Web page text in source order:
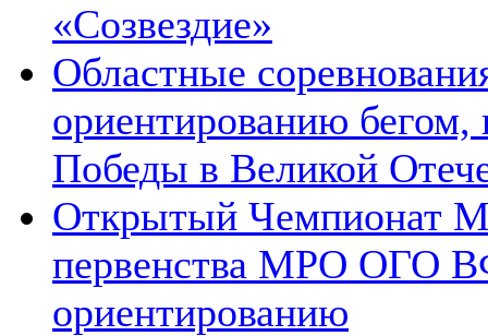
«Созвездие»
Областные
ориентированию
Победы в Великой
Открытый
первенства МРО ОГО
ориентированию